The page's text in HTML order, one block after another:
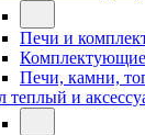
Печи и
Комплектующие
Печи, камни,
теплый и